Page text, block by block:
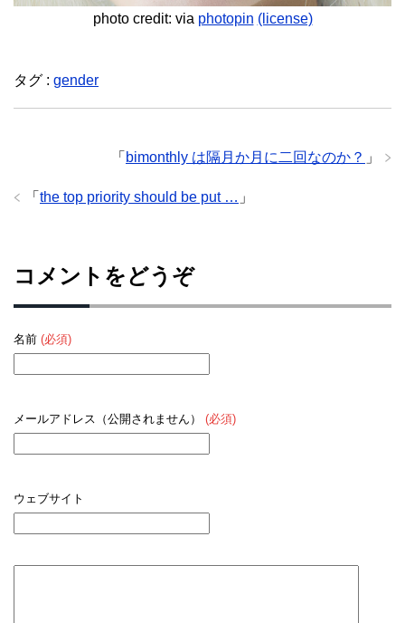
photo credit: via photopin (license)
タグ : gender
「 bimonthly は隔月か月に二回なのか？ 」
「 the top priority should be put … 」
コメントをどうぞ
名前 (必須)
メールアドレス（公開されません） (必須)
ウェブサイト